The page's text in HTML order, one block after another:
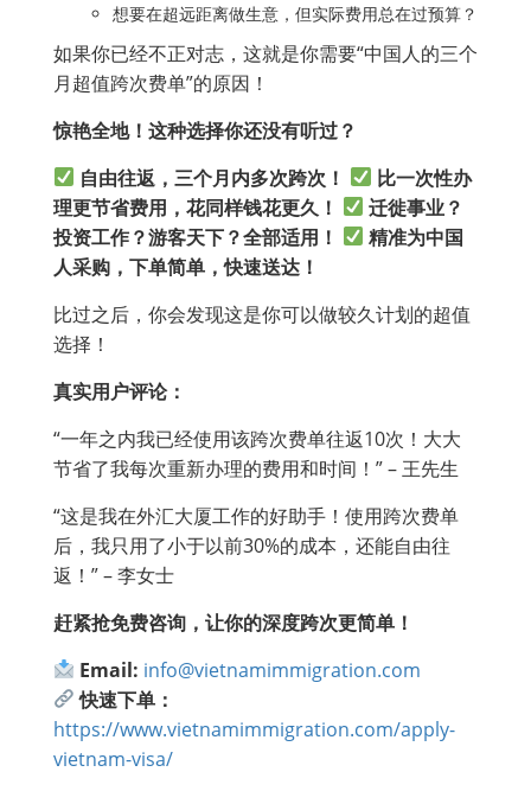
想要在超远距离做生意，但实际费用总在过预算？
如果你已经不正对志，这就是你需要“中国人的三个
月超值跨次费单”的原因！
惊艳全地！这种选择你还没有听过？
自由往返，三个月内多次跨次！
比一次性办
理更节省费用，花同样钱花更久！
迁徙事业？
投资工作？游客天下？全部适用！
精准为中国
人采购，下单简单，快速送达！
比过之后，你会发现这是你可以做较久计划的超值
选择！
真实用户评论：
“一年之内我已经使用该跨次费单往返10次！大大
节省了我每次重新办理的费用和时间！” – 王先生
“这是我在外汇大厦工作的好助手！使用跨次费单
后，我只用了小于以前30%的成本，还能自由往
返！” – 李女士
赶紧抢免费咨询，让你的深度跨次更简单！
Email: info@vietnamimmigration.com
快速下单：
https://www.vietnamimmigration.com/apply-
vietnam-visa/